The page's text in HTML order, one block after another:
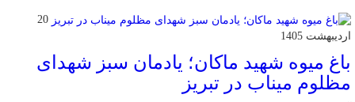
20
اردیبهشت 1405
باغ میوه شهید ماکان؛ یادمان سبز شهدای
مظلوم میناب در تبریز